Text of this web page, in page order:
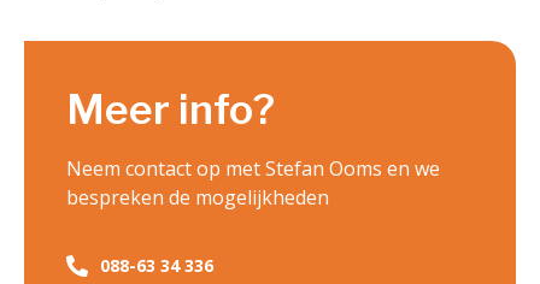
Meer info?
Neem contact op met Stefan Ooms en we
bespreken de mogelijkheden
088-63 34 336